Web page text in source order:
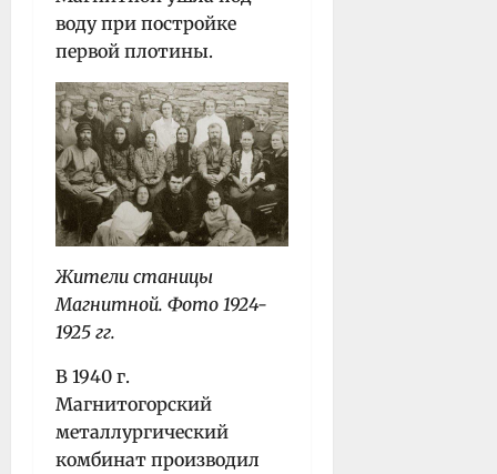
воду при постройке
первой плотины.
Жители станицы
Магнитной. Фото 1924-
1925 гг.
В 1940 г.
Магнитогорский
металлургический
комбинат производил